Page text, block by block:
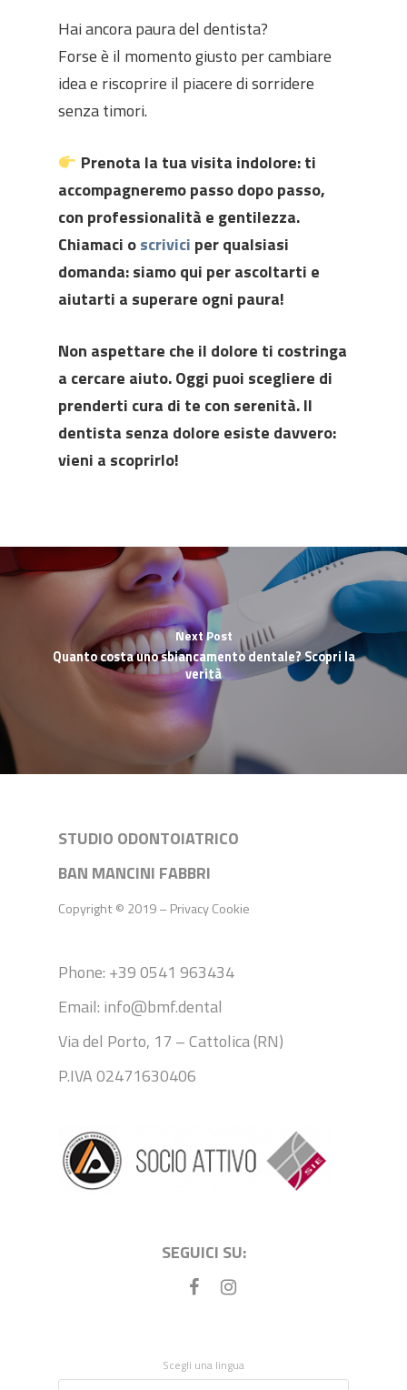
Hai ancora paura del dentista?
Forse è il momento giusto per cambiare
idea e riscoprire il piacere di sorridere
senza timori.
Prenota la tua visita indolore: ti
accompagneremo passo dopo passo,
con professionalità e gentilezza.
Chiamaci oscrivici per qualsiasi
domanda: siamo qui per ascoltarti e
aiutarti a superare ogni paura!
Non aspettare che il dolore ti costringa
a cercare aiuto. Oggi puoi scegliere di
prenderti cura di te con serenità. Il
dentista senza dolore esiste davvero:
vieni a scoprirlo!
Next Post
Quanto costa uno sbiancamento dentale? Scopri la
verità
STUDIO ODONTOIATRICO
BAN MANCINI FABBRI
Copyright © 2019 – PrivacyCookie
Phone: +39 0541 963434
Email: info@bmf.dental
Via del Porto, 17 – Cattolica (RN)
P.IVA 02471630406
SEGUICI SU:
Scegli una lingua